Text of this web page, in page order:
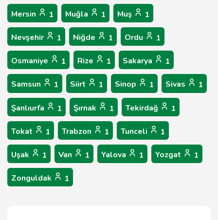
Mersin 1 Muğla 1 Muş 1
Nevşehir 1 Niğde 1 Ordu 1
Osmaniye 1 Rize 1 Sakarya 1
Samsun 1 Siirt 1 Sinop 1 Sivas 1
Şanlıurfa 1 Şırnak 1 Tekirdağ 1
Tokat 1 Trabzon 1 Tunceli 1
Uşak 1 Van 1 Yalova 1 Yozgat 1
Zonguldak 1